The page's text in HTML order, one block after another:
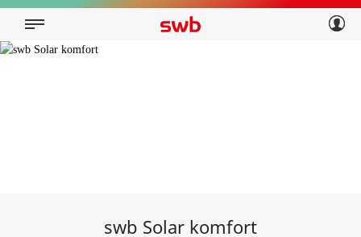
Privatkunden
Geschäftskunden
swb Solar komfort